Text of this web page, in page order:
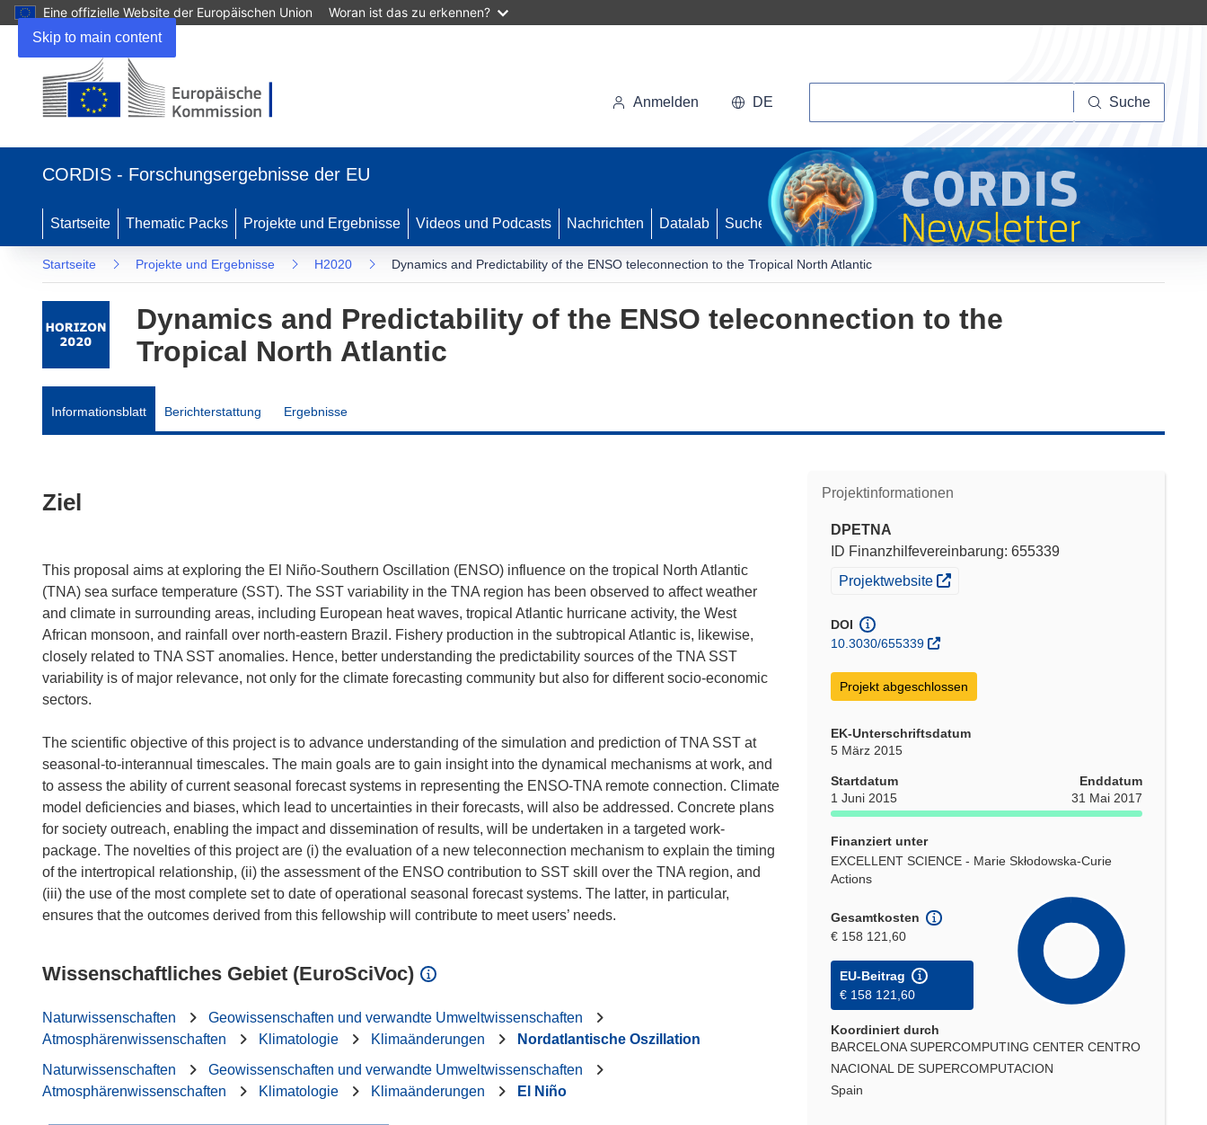
Skip to main content
Eine offizielle Website der Europäischen Union Woran ist das zu erkennen?
Anmelden DE Suche
CORDIS - Forschungsergebnisse der EU
Startseite Thematic Packs Projekte und Ergebnisse Videos und Podcasts Nachrichten Datalab Suche
Startseite Projekte und Ergebnisse H2020 Dynamics and Predictability of the ENSO teleconnection to the Tropical North Atlantic
Dynamics and Predictability of the ENSO teleconnection to the
Tropical North Atlantic
Informationsblatt Berichterstattung Ergebnisse
Projektinformationen
DPETNA
ID Finanzhilfevereinbarung: 655339
(öffnet in neuem Fenster)
Projektwebsite
DOI
10.3030/655339
Projekt abgeschlossen
EK-Unterschriftsdatum
5 März 2015
Startdatum
1 Juni 2015
Enddatum
31 Mai 2017
Finanziert unter
EXCELLENT SCIENCE - Marie Skłodowska-Curie
Actions
Gesamtkosten
€ 158 121,60
EU-Beitrag
€ 158 121,60
Koordiniert durch
BARCELONA SUPERCOMPUTING CENTER CENTRO
NACIONAL DE SUPERCOMPUTACION
Spain
Ziel
This proposal aims at exploring the El Niño-Southern Oscillation (ENSO) influence on the tropical North Atlantic
(TNA) sea surface temperature (SST). The SST variability in the TNA region has been observed to affect weather
and climate in surrounding areas, including European heat waves, tropical Atlantic hurricane activity, the West
African monsoon, and rainfall over north-eastern Brazil. Fishery production in the subtropical Atlantic is, likewise,
closely related to TNA SST anomalies. Hence, better understanding the predictability sources of the TNA SST
variability is of major relevance, not only for the climate forecasting community but also for different socio-economic
sectors.
The scientific objective of this project is to advance understanding of the simulation and prediction of TNA SST at
seasonal-to-interannual timescales. The main goals are to gain insight into the dynamical mechanisms at work, and
to assess the ability of current seasonal forecast systems in representing the ENSO-TNA remote connection. Climate
model deficiencies and biases, which lead to uncertainties in their forecasts, will also be addressed. Concrete plans
for society outreach, enabling the impact and dissemination of results, will be undertaken in a targeted work-
package. The novelties of this project are (i) the evaluation of a new teleconnection mechanism to explain the timing
of the intertropical relationship, (ii) the assessment of the ENSO contribution to SST skill over the TNA region, and
(iii) the use of the most complete set to date of operational seasonal forecast systems. The latter, in particular,
Wissenschaftliches Gebiet (EuroSciVoc)
Naturwissenschaften
Geowissenschaften und verwandte Umweltwissenschaften
Atmosphärenwissenschaften
Klimatologie Klimaänderungen
Nordatlantische Oszillation
Naturwissenschaften
Geowissenschaften und verwandte Umweltwissenschaften
Atmosphärenwissenschaften
Klimatologie Klimaänderungen El Niño